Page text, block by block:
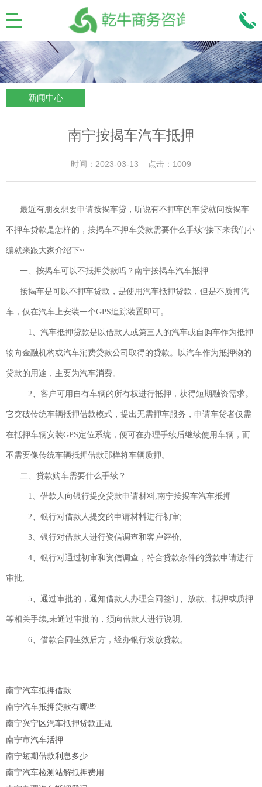
新闻中心
南宁按揭车汽车抵押
时间：2023-03-13 点击：1009
最近有朋友想要申请按揭车贷，听说有不押车的车贷就问按揭车
不押车贷款是怎样的，按揭车不押车贷款需要什么手续?接下来我们小
编就来跟大家介绍下~
一、按揭车可以不抵押贷款吗？南宁按揭车汽车抵押
按揭车是可以不押车贷款，是使用汽车抵押贷款，但是不质押汽
车，仅在汽车上安装一个GPS追踪装置即可。
1、汽车抵押贷款是以借款人或第三人的汽车或自购车作为抵押
物向金融机构或汽车消费贷款公司取得的贷款。以汽车作为抵押物的
贷款的用途，主要为汽车消费。
2、客户可用自有车辆的所有权进行抵押，获得短期融资需求。
它突破传统车辆抵押借款模式，提出无需押车服务，申请车贷者仅需
在抵押车辆安装GPS定位系统，便可在办理手续后继续使用车辆，而
不需要像传统车辆抵押借款那样将车辆质押。
二、贷款购车需要什么手续？
1、借款人向银行提交贷款申请材料;南宁按揭车汽车抵押
2、银行对借款人提交的申请材料进行初审;
3、银行对借款人进行资信调查和客户评价;
4、银行对通过初审和资信调查，符合贷款条件的贷款申请进行
审批;
5、通过审批的，通知借款人办理合同签订、放款、抵押或质押
等相关手续;未通过审批的，须向借款人进行说明;
6、借款合同生效后方，经办银行发放贷款。
南宁汽车抵押借款
南宁汽车抵押贷款有哪些
南宁兴宁区汽车抵押贷款正规
南宁市汽车活押
南宁短期借款利息多少
南宁汽车检测站解抵押费用